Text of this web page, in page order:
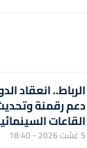
الرباط.. انعقاد
دعم رقمنة
القاعات
2026
5 غشت 2026 - 18:40